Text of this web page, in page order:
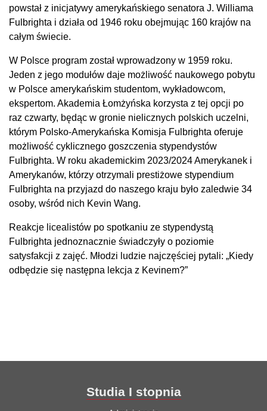
powstał z inicjatywy amerykańskiego senatora J. Williama
Fulbrighta i działa od 1946 roku obejmując 160 krajów na
całym świecie.
W Polsce program został wprowadzony w 1959 roku.
Jeden z jego modułów daje możliwość naukowego pobytu
w Polsce amerykańskim studentom, wykładowcom,
ekspertom. Akademia Łomżyńska korzysta z tej opcji po
raz czwarty, będąc w gronie nielicznych polskich uczelni,
którym Polsko-Amerykańska Komisja Fulbrighta oferuje
możliwość cyklicznego goszczenia stypendystów
Fulbrighta. W roku akademickim 2023/2024 Amerykanek i
Amerykanów, którzy otrzymali prestiżowe stypendium
Fulbrighta na przyjazd do naszego kraju było zaledwie 34
osoby, wśród nich Kevin Wang.
Reakcje licealistów po spotkaniu ze stypendystą
Fulbrighta jednoznacznie świadczyły o poziomie
satysfakcji z zajęć. Młodzi ludzie najczęściej pytali: „Kiedy
odbędzie się następna lekcja z Kevinem?”
Studia I stopnia